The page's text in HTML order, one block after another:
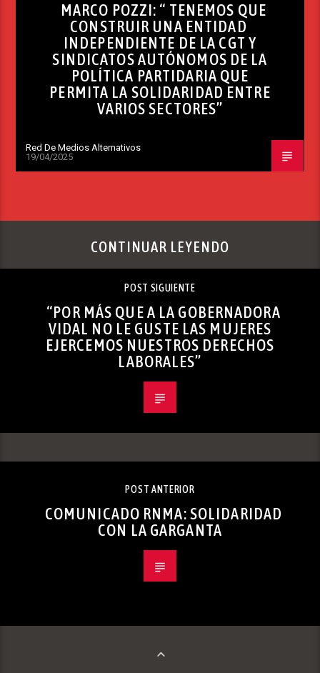
MARCO POZZI: “ TENEMOS QUE
CONSTRUIR UNA ENTIDAD
INDEPENDIENTE DE LA CGT Y
SINDICATOS AUTÓNOMOS DE LA
POLÍTICA PARTIDARIA QUE
PERMITA LA SOLIDARIDAD ENTRE
VARIOS SECTORES”
Red De Medios Alternativos
19/04/2025
CONTINUAR LEYENDO
POST SIGUIENTE
“POR MÁS QUE A LA GOBERNADORA
VIDAL NO LE GUSTE LAS MUJERES
EJERCEMOS NUESTROS DERECHOS
LABORALES”
POST ANTERIOR
COMUNICADO RNMA: SOLIDARIDAD
CON LA GARGANTA